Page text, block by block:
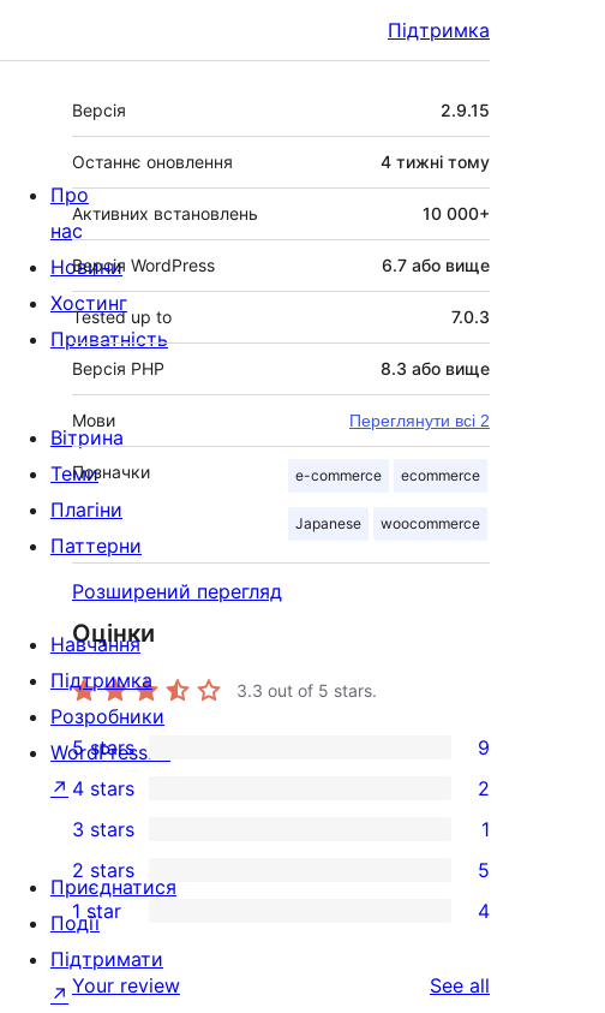
Підтримка
Мета
Версія 2.9.15
Останнє оновлення 4 тижні тому
Активних встановлень 10 000+
Версія WordPress 6.7 або вище
Tested up to 7.0.3
Версія PHP 8.3 або вище
Мови Переглянути всі 2
Позначки e-commerce ecommerce
Japanese woocommerce
Розширений перегляд
Оцінки
3.3 out of 5 stars.
9
5-
star
reviews
5 stars 9
4-
star
reviews
4 stars 2
1
3-
star
review
3 stars 1
5
2-
star
reviews
2 stars 5
4
1-
star
1 star 4
Your review See all
Про
нас
Новини
Хостинг
Приватність
Вітрина
Теми
Плагіни
Паттерни
Навчання
Підтримка
Розробники
WordPress.tv
↗
Приєднатися
Події
Підтримати
↗